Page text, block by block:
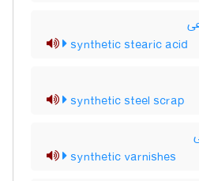
synthetic stearic acid
synthetic steel scrap
synthetic varnishes